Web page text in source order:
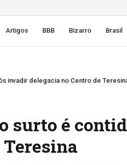
Artigos BBB Bizarro Brasil
invadir delegacia no Centro de
surto é